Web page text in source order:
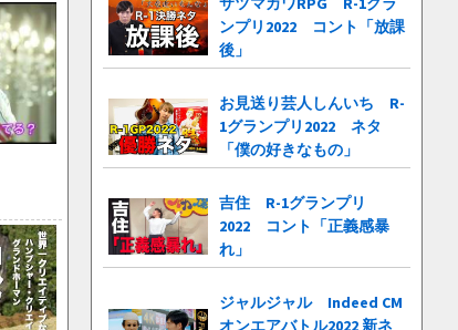
ンプリ2022 コント「放課
後」
お見送り芸人しんいち R-
1グランプリ2022 ネタ
「僕の好きなもの」
吉住 R-1グランプリ
2022 コント「正義感暴
れ」
ジャルジャル Indeed CM
オンエアバトル2022 新ネ